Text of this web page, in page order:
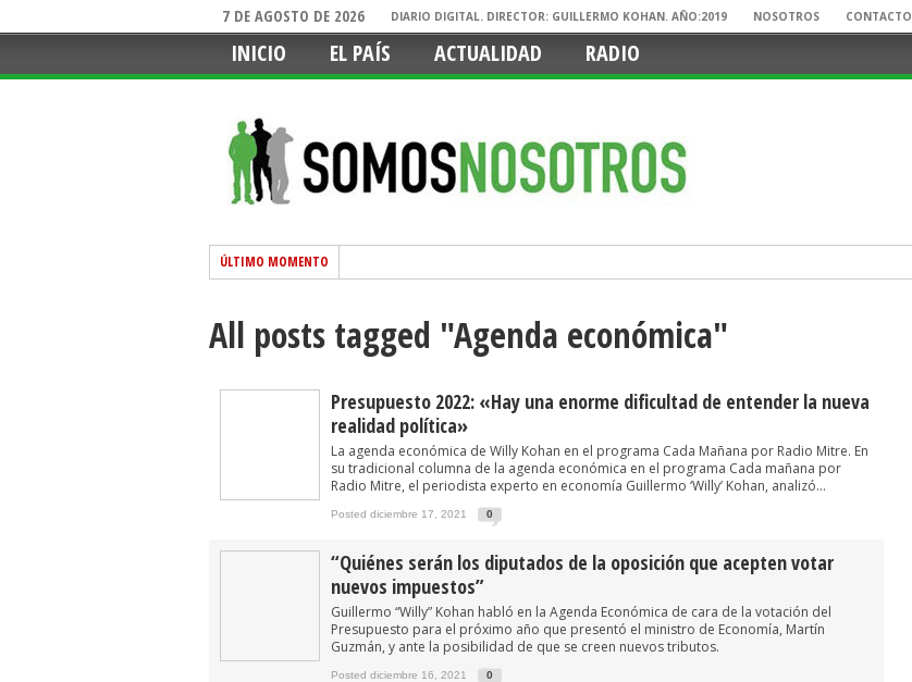
7 DE AGOSTO DE 2026 DIARIO DIGITAL. DIRECTOR: GUILLERMO KOHAN. AÑO:2019 NOSOTROS CONTACTO
INICIO EL PAÍS ACTUALIDAD RADIO
ÚLTIMO MOMENTO
All posts tagged "Agenda económica"
Presupuesto 2022: «Hay una enorme dificultad de entender la nueva
realidad política»
La agenda económica de Willy Kohan en el programa Cada Mañana por Radio Mitre. En
su tradicional columna de la agenda económica en el programa Cada mañana por
Radio Mitre, el periodista experto en economía Guillermo ‘Willy’ Kohan, analizó...
Posted diciembre 17, 2021 0
“Quiénes serán los diputados de la oposición que acepten votar
nuevos impuestos”
Guillermo “Willy” Kohan habló en la Agenda Económica de cara de la votación del
Presupuesto para el próximo año que presentó el ministro de Economía, Martín
Guzmán, y ante la posibilidad de que se creen nuevos tributos.
Posted diciembre 16, 2021 0